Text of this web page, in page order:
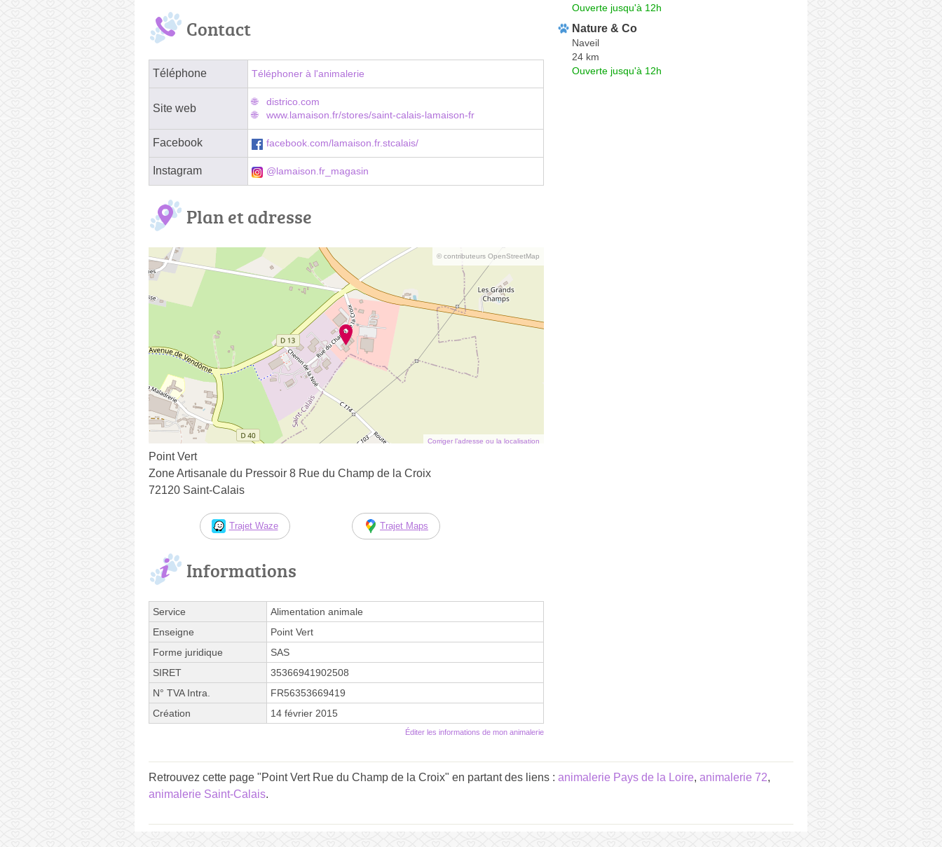
Contact
Téléphone Téléphoner à l'animalerie
Site web
districo.com
www.lamaison.fr/stores/saint-calais-lamaison-fr
Facebook facebook.com/lamaison.fr.stcalais/
Instagram @lamaison.fr_magasin
Plan et adresse
© contributeurs OpenStreetMap
Corriger l’adresse ou la localisation
Point Vert
Zone Artisanale du Pressoir 8 Rue du Champ de la Croix
72120 Saint-Calais
Trajet Waze Trajet Maps
Informations
Service
Alimentation animale
Enseigne
Point Vert
Forme juridique
SAS
SIRET
35366941902508
N° TVA Intra.
FR56353669419
Création
14 février 2015
Éditer les informations de mon animalerie
Ouverte jusqu'à 12h
Nature & Co
Naveil
24 km
Ouverte jusqu'à 12h
Retrouvez cette page "Point Vert Rue du Champ de la Croix" en partant des liens : animalerie Pays de la Loire, animalerie 72,
animalerie Saint-Calais.